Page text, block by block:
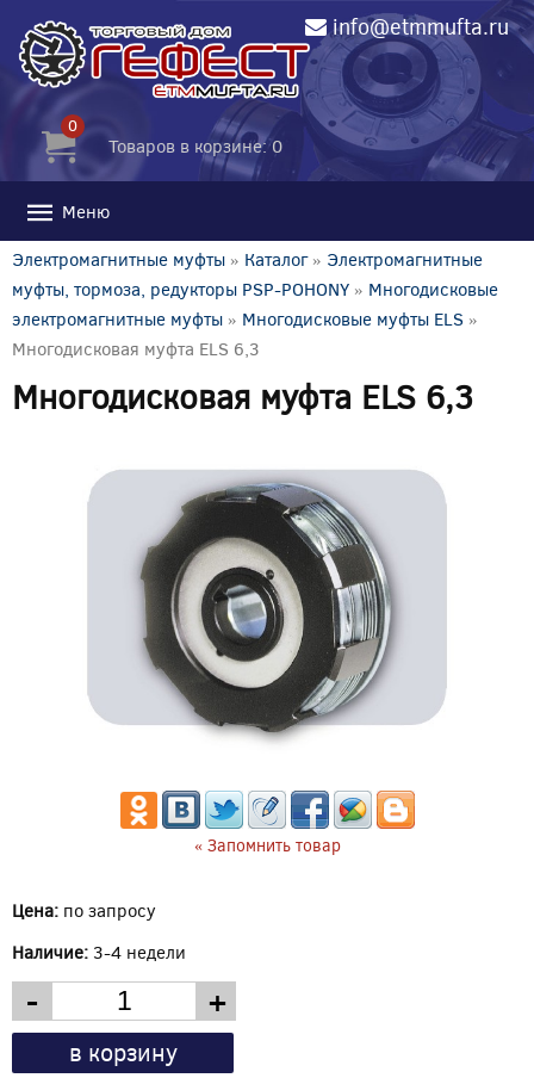
info@etmmufta.ru
0
Товаров в корзине: 0
Меню
Электромагнитные муфты » Каталог» Электромагнитные
муфты, тормоза, редукторы PSP-POHONY » Многодисковые
электромагнитные муфты » Многодисковые муфты ELS »
Многодисковая муфта ELS 6,3
Многодисковая муфта ELS 6,3
« Запомнить товар
Цена: по запросу
Наличие: 3-4 недели
- +
в корзину